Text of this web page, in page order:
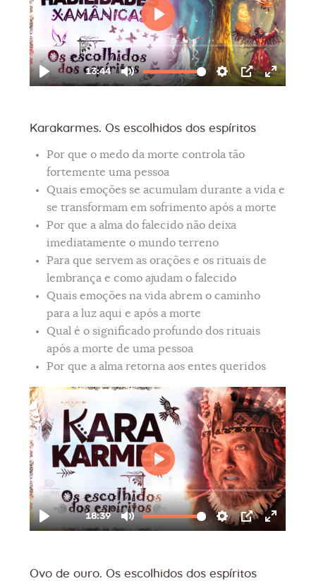
Karakarmes. Os escolhidos dos espíritos
Por que o medo da morte controla tão
fortemente uma pessoa
Quais emoções se acumulam durante a vida e
se transformam em sofrimento após a morte
Por que a alma do falecido não deixa
imediatamente o mundo terreno
Para que servem as orações e os rituais de
lembrança e como ajudam o falecido
Quais emoções na vida abrem o caminho
para a luz aqui e após a morte
Qual é o significado profundo dos rituais
após a morte de uma pessoa
Por que a alma retorna aos entes queridos
Ovo de ouro. Os escolhidos dos espíritos